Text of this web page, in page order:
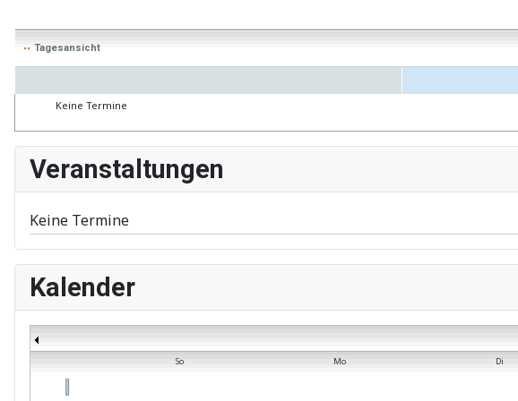
Tagesansicht
Keine Termine
Veranstaltungen
Keine Termine
Kalender
So Mo Di